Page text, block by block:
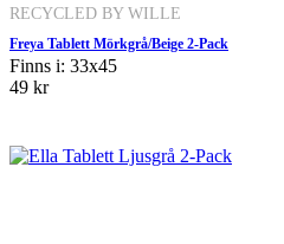
RECYCLED BY WILLE
Freya Tablett Mörkgrå/Beige 2-Pack
Finns i: 33x45
49 kr